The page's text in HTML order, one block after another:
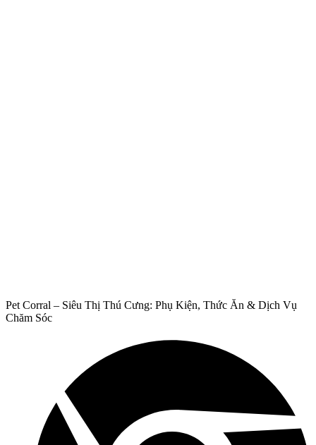
Pet Corral – Siêu Thị Thú Cưng: Phụ Kiện, Thức Ăn & Dịch Vụ
Chăm Sóc